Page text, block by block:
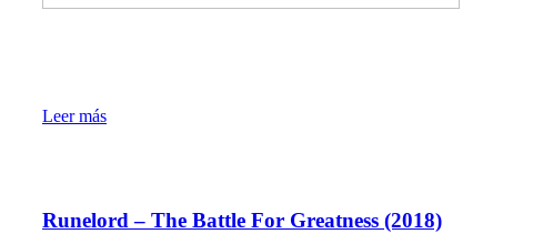
Leer más
Runelord – The Battle For Greatness (2018)